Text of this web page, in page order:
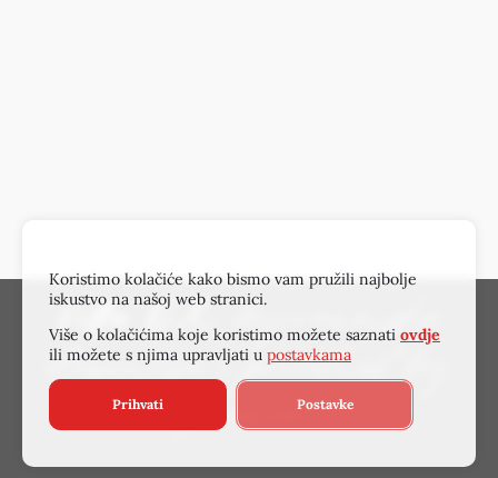
Villa OX: bezvremenska
elegancija i privatnost bez
premca
Koristimo kolačiće kako bismo vam pružili najbolje
iskustvo na našoj web stranici.
Više o kolačićima koje koristimo možete saznati ovdje
ili možete s njima upravljati u postavkama
Prihvati Postavke